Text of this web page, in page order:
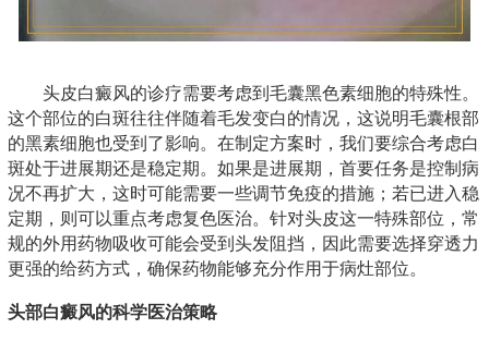
头皮白癜风的诊疗需要考虑到毛囊黑色素细胞的特殊性。
这个部位的白斑往往伴随着毛发变白的情况，这说明毛囊根部
的黑素细胞也受到了影响。在制定方案时，我们要综合考虑白
斑处于进展期还是稳定期。如果是进展期，首要任务是控制病
况不再扩大，这时可能需要一些调节免疫的措施；若已进入稳
定期，则可以重点考虑复色医治。针对头皮这一特殊部位，常
规的外用药物吸收可能会受到头发阻挡，因此需要选择穿透力
更强的给药方式，确保药物能够充分作用于病灶部位。
头部白癜风的科学医治策略